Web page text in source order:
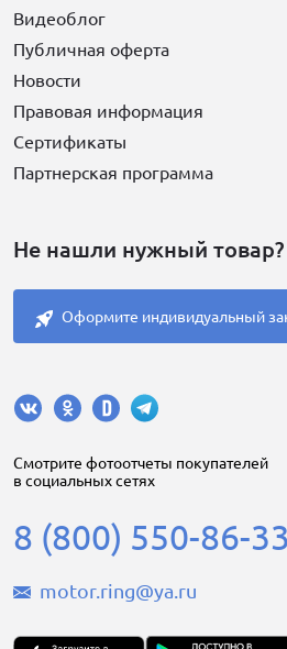
Видеоблог
Публичная оферта
Новости
Правовая информация
Сертификаты
Партнерская программа
Не нашли нужный товар?
Оформите индивидуальный
Cмотрите фотоотчеты покупателей
в социальных сетях
8 (800) 550-86-33
motor.ring@ya.ru